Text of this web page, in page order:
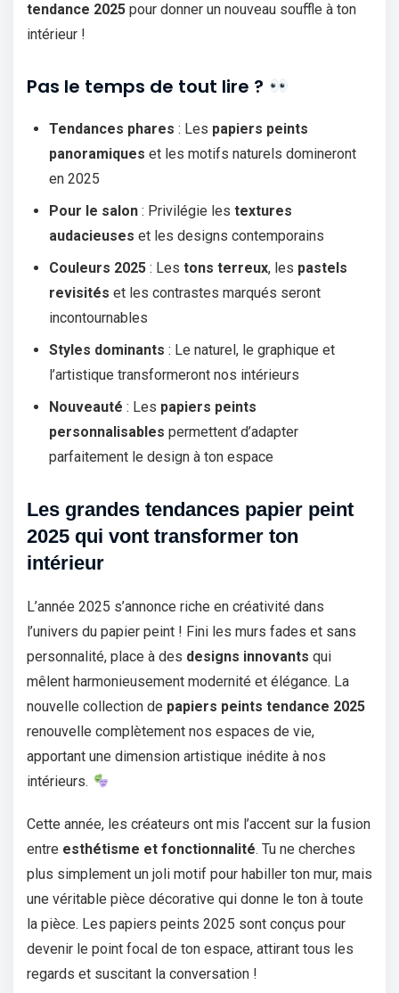
tendance 2025 pour donner un nouveau souffle à ton
intérieur !
Pas le temps de tout lire ?
Tendances phares : Les papiers peints
panoramiques et les motifs naturels domineront
en 2025
Pour le salon : Privilégie les textures
audacieuses et les designs contemporains
Couleurs 2025 : Les tons terreux, les pastels
revisités et les contrastes marqués seront
incontournables
Styles dominants : Le naturel, le graphique et
l’artistique transformeront nos intérieurs
Nouveauté : Les papiers peints
personnalisables permettent d’adapter
parfaitement le design à ton espace
Les grandes tendances papier peint
2025 qui vont transformer ton
intérieur
L’année 2025 s’annonce riche en créativité dans
l’univers du papier peint ! Fini les murs fades et sans
personnalité, place à des designs innovants qui
mêlent harmonieusement modernité et élégance. La
nouvelle collection de papiers peints tendance 2025
renouvelle complètement nos espaces de vie,
apportant une dimension artistique inédite à nos
intérieurs.
Cette année, les créateurs ont mis l’accent sur la fusion
entre esthétisme et fonctionnalité. Tu ne cherches
plus simplement un joli motif pour habiller ton mur, mais
une véritable pièce décorative qui donne le ton à toute
la pièce. Les papiers peints 2025 sont conçus pour
devenir le point focal de ton espace, attirant tous les
regards et suscitant la conversation !